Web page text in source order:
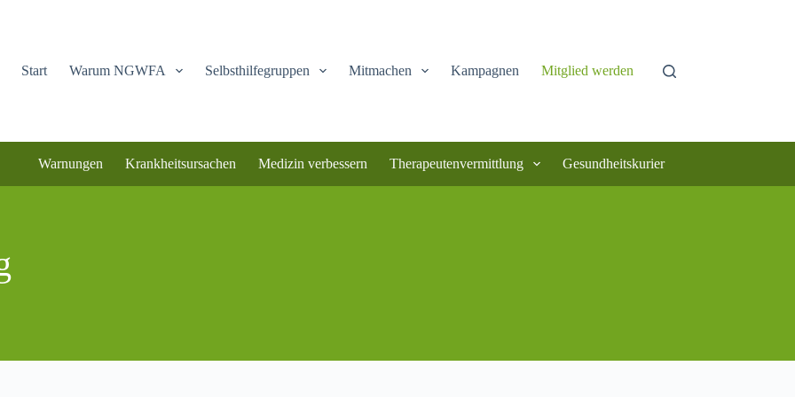
Start Warum NGWFA Selbsthilfegruppen Mitmachen Kampagnen Mitglied werden
Warnungen Krankheitsursachen Medizin verbessern Therapeutenvermittlung Gesundheitskurier